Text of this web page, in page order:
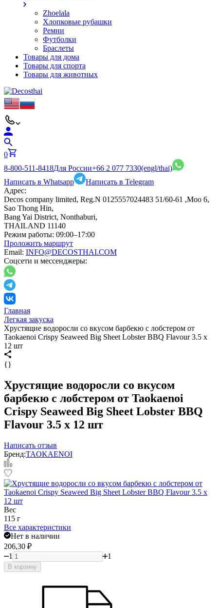
Zhoelala
Хлопковые рубашки
Ремни
Футболки
Браслеты
Товары для дома
Товары для спорта
Товары для животных
0
8-800-511-8418Для России+66 2 077 7330(engl/thai)
Написать в Whatsapp
Написать в Telegram
Адрес:
Decos company limited, Reg.N 0125557024483 51/60-61 ,Moo 6,
Sao Thong Hin,
Bang Yai District, Nonthaburi,
THAILAND 11140
Режим работы: 09:00–17:00
Проложить маршрут
Email: INFO@DECOSTHAI.COM
Соцсети и мессенджеры:
Главная
Легкая закуска
Хрустящие водоросли со вкусом барбекю с лобстером от
Taokaenoi Crispy Seaweed Big Sheet Lobster BBQ Flavour 3.5 x
12 шт
{}
Хрустящие водоросли со вкусом
барбекю с лобстером от Taokaenoi
Crispy Seaweed Big Sheet Lobster BBQ
Flavour 3.5 x 12 шт
Написать отзыв
Бренд:TAOKAENOI
Вес
115 г
Все характеристики
Нет в наличии
206,30 ₽
1
1
В корзину